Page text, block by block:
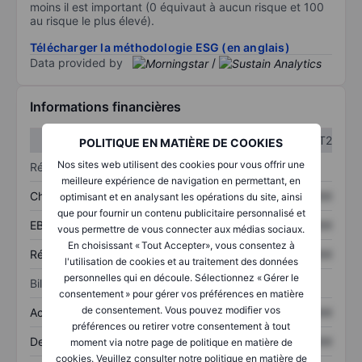
POLITIQUE EN MATIÈRE DE COOKIES
Nos sites web utilisent des cookies pour vous offrir une
meilleure expérience de navigation en permettant, en
optimisant et en analysant les opérations du site, ainsi
que pour fournir un contenu publicitaire personnalisé et
vous permettre de vous connecter aux médias sociaux.
En choisissant « Tout Accepter», vous consentez à
l'utilisation de cookies et au traitement des données
personnelles qui en découle. Sélectionnez « Gérer le
consentement » pour gérer vos préférences en matière
de consentement. Vous pouvez modifier vos
préférences ou retirer votre consentement à tout
moment via notre page de politique en matière de
cookies. Veuillez consulter notre politique en matière de
moins il est important (0 équivaut à aucun risque et 100
au risque le plus élevé).
Télécharger la méthodologie ESG (en anglais)
Data provided by
/
Informations financières
T1
T2
Résultats
Chiffre d’affaires XXXXXXX XXXXXXX
EBITDA XXXXXXX XXXXXXX
Résultat net XXXXXXX XXXXXXX
Bilan
Actifs totaux XXXXXXX
Dette totale XXXXXXX XXXXXXX